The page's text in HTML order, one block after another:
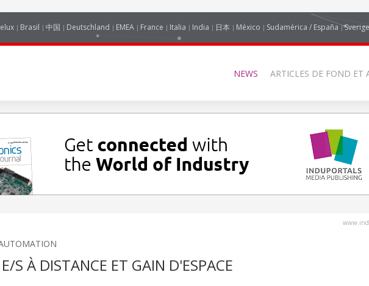
Brasil 中国 Deutschland EMEA France Italia India 日本 México Sudamérica / España Sverige
NEWS ARTICLES DE FOND ET
S À DISTANCE ET GAIN D'ESPACE